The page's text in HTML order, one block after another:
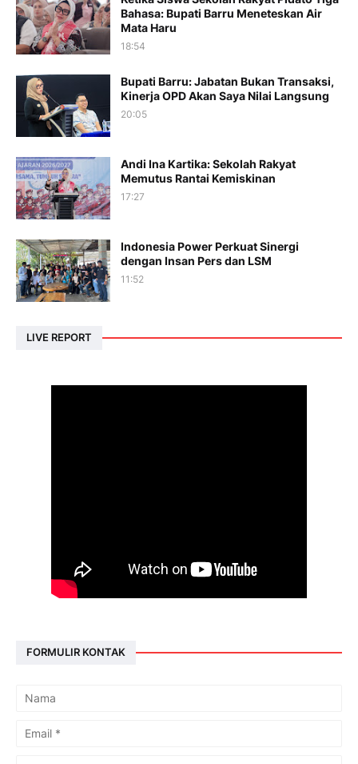
Bahasa: Bupati Barru Meneteskan Air
Mata Haru
18:54
Bupati Barru: Jabatan Bukan Transaksi,
Kinerja OPD Akan Saya Nilai Langsung
20:05
Andi Ina Kartika: Sekolah Rakyat
Memutus Rantai Kemiskinan
17:27
Indonesia Power Perkuat Sinergi
dengan Insan Pers dan LSM
11:52
LIVE REPORT
FORMULIR KONTAK